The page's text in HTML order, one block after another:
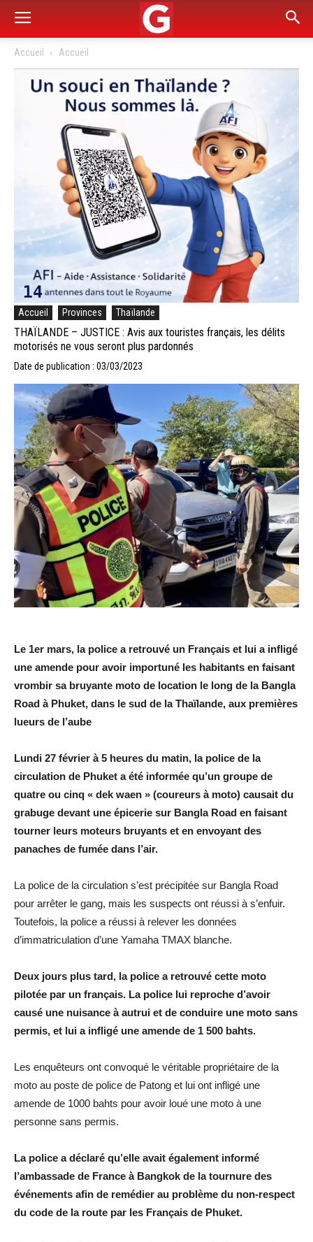
Accueil Accueil
Accueil Provinces Thaïlande
THAÏLANDE – JUSTICE : Avis aux touristes français, les délits
motorisés ne vous seront plus pardonnés
Date de publication : 03/03/2023
Le 1er mars, la police a retrouvé un Français et lui a infligé
une amende pour avoir importuné les habitants en faisant
vrombir sa bruyante moto de location le long de la Bangla
Road à Phuket, dans le sud de la Thaïlande, aux premières
lueurs de l’aube
Lundi 27 février à 5 heures du matin, la police de la
circulation de Phuket a été informée qu’un groupe de
quatre ou cinq « dek waen » (coureurs à moto) causait du
grabuge devant une épicerie sur Bangla Road en faisant
tourner leurs moteurs bruyants et en envoyant des
panaches de fumée dans l’air.
La police de la circulation s’est précipitée sur Bangla Road
pour arrêter le gang, mais les suspects ont réussi à s’enfuir.
Toutefois, la police a réussi à relever les données
d’immatriculation d’une Yamaha TMAX blanche.
Deux jours plus tard, la police a retrouvé cette moto
pilotée par un français. La police lui reproche d’avoir
causé une nuisance à autrui et de conduire une moto sans
permis, et lui a infligé une amende de 1 500 bahts.
Les enquêteurs ont convoqué le véritable propriétaire de la
moto au poste de police de Patong et lui ont infligé une
amende de 1000 bahts pour avoir loué une moto à une
personne sans permis.
La police a déclaré qu’elle avait également informé
l’ambassade de France à Bangkok de la tournure des
événements afin de remédier au problème du non-respect
du code de la route par les Français de Phuket.